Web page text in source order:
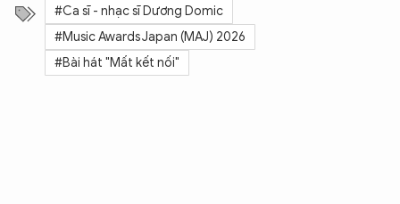
#Ca sĩ - nhạc sĩ Dương Domic
#Music Awards Japan (MAJ) 2026
#Bài hát "Mất kết nối"